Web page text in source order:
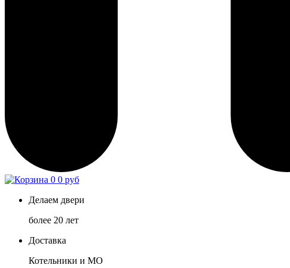
0 0 руб
Делаем двери
более 20 лет
Доставка
Котельники и МО